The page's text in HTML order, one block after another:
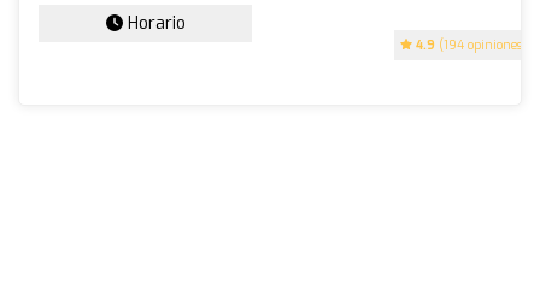
4.9 (194 opiniones)
Horario